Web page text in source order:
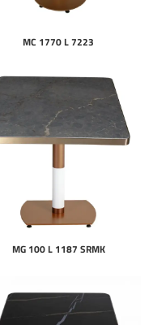
MC 1770 L 7223
MG 100 L 1187 SRMK